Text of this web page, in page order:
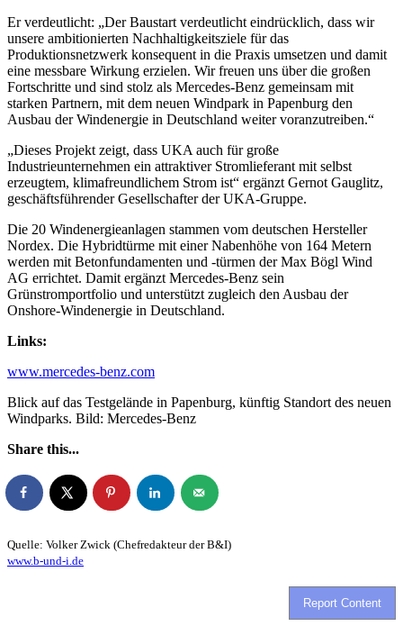
Er verdeutlicht: „Der Baustart verdeutlicht eindrücklich, dass wir
unsere ambitionierten Nachhaltigkeitsziele für das
Produktionsnetzwerk konsequent in die Praxis umsetzen und damit
eine messbare Wirkung erzielen. Wir freuen uns über die großen
Fortschritte und sind stolz als Mercedes-Benz gemeinsam mit
starken Partnern, mit dem neuen Windpark in Papenburg den
Ausbau der Windenergie in Deutschland weiter voranzutreiben.“
„Dieses Projekt zeigt, dass UKA auch für große
Industrieunternehmen ein attraktiver Stromlieferant mit selbst
erzeugtem, klimafreundlichem Strom ist“ ergänzt Gernot Gauglitz,
geschäftsführender Gesellschafter der UKA-Gruppe.
Die 20 Windenergieanlagen stammen vom deutschen Hersteller
Nordex. Die Hybridtürme mit einer Nabenhöhe von 164 Metern
werden mit Betonfundamenten und -türmen der Max Bögl Wind
AG errichtet. Damit ergänzt Mercedes-Benz sein
Grünstromportfolio und unterstützt zugleich den Ausbau der
Onshore-Windenergie in Deutschland.
Links:
www.mercedes-benz.com
Blick auf das Testgelände in Papenburg, künftig Standort des neuen
Windparks. Bild: Mercedes-Benz
Share this...
Quelle: Volker Zwick (Chefredakteur der B&I)
www.b-und-i.de
Report Content